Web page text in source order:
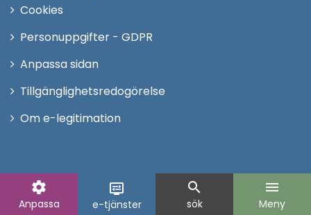
settings
Anpassa
display_settings
e-tjänster
search
sök
menu
Meny
Cookies
Personuppgifter - GDPR
Anpassa sidan
Tillgänglighetsredogörelse
Om e-legitimation